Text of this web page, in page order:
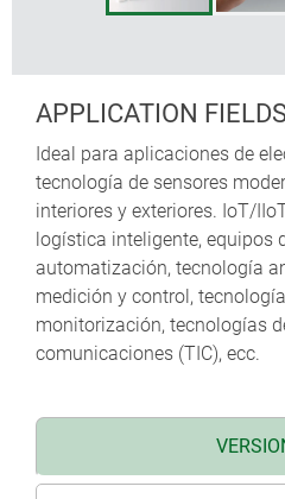
DECLARACIÓN DE
construcción en un sistema
pequeño dispositivo. Esta
un lado, con la protección de
forma elegante, cuyo diseño
objeto gracias a sus
y por otro lado se trata de
de forma segura, cuya parte
calidad técnica y función de
de luces, que se asemeja al
Martin Nussberger, polyform
APPLICATION
Ideal para aplicaciones de
tecnología de sensores
interiores y exteriores. IoT/
logística inteligente, equipos
automatización, tecnología
medición y control,
monitorización, tecnologías
comunicaciones (TIC), ecc.